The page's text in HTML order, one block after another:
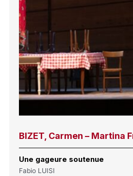
BIZET, Carmen – Martina
Une gageure soutenue
Fabio LUISI